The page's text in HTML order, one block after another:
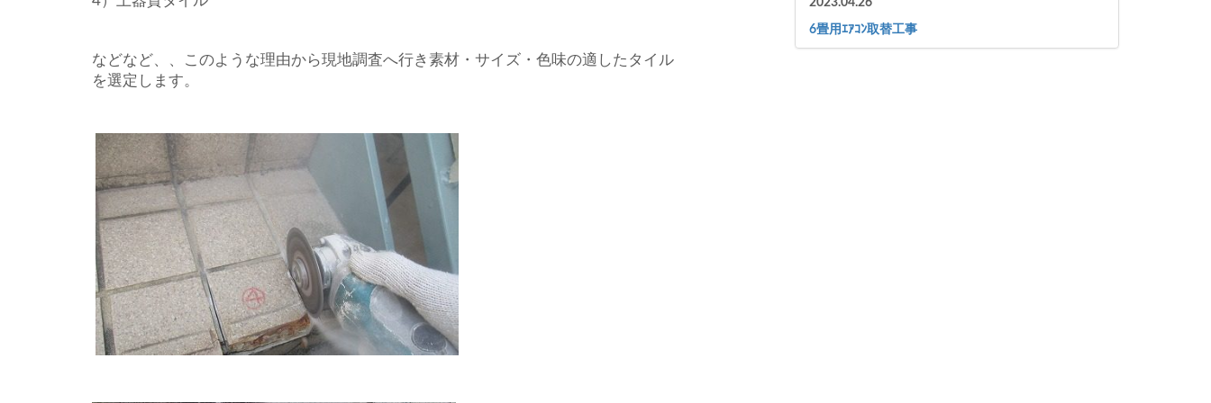
などなど、、このような理由から現地調査へ行き素材・サイズ・色味の適したタイル
を選定します。
6畳用ｴｱｺﾝ取替工事